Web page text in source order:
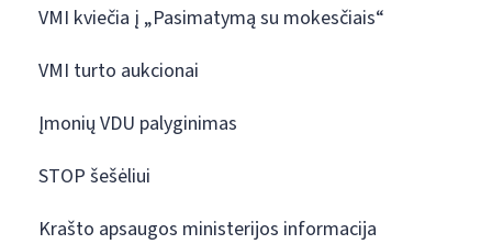
VMI kviečia į „Pasimatymą su mokesčiais“
VMI turto aukcionai
Įmonių VDU palyginimas
STOP šešėliui
Krašto apsaugos ministerijos informacija